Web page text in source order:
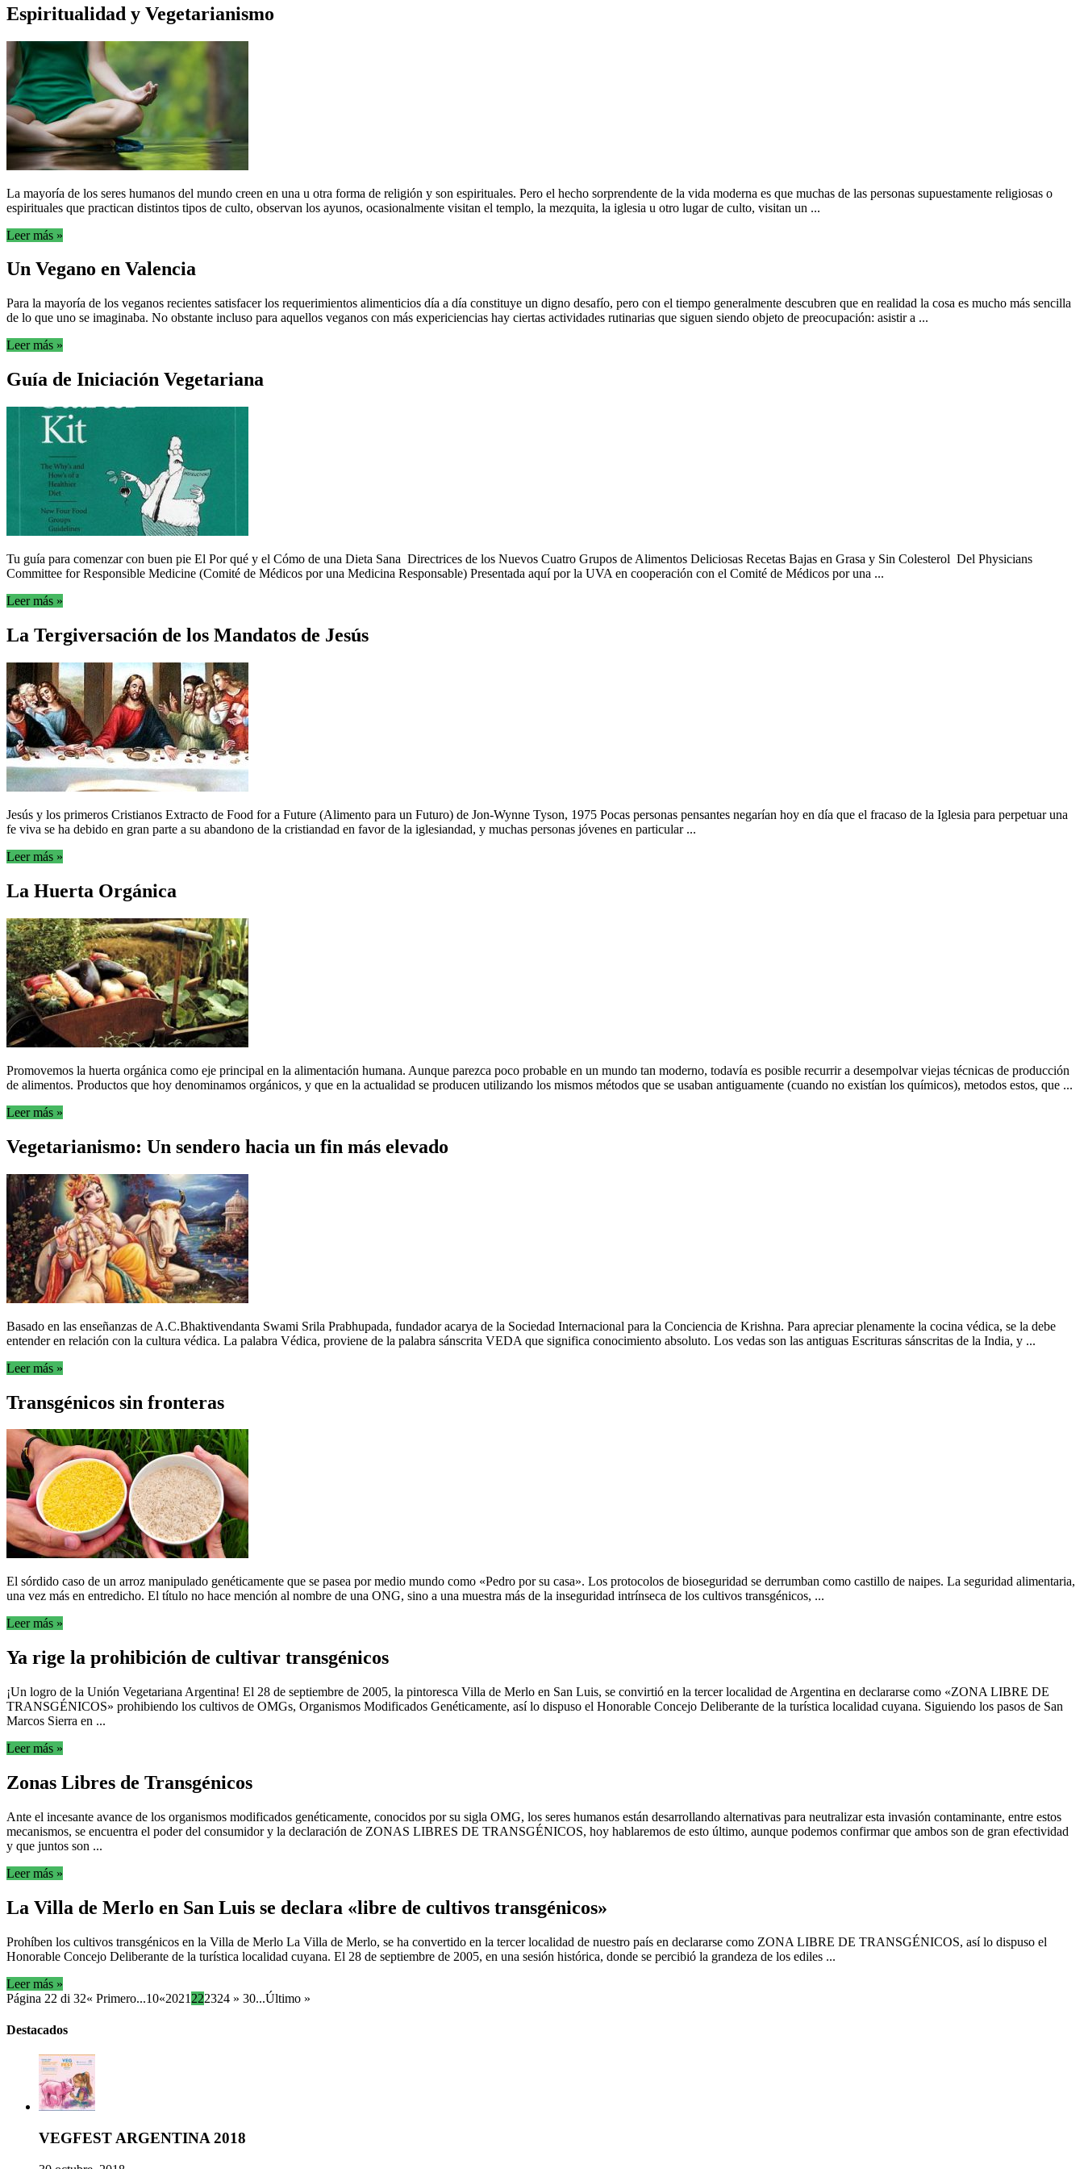
Espiritualidad y Vegetarianismo
La mayoría de los seres humanos del mundo creen en una u otra forma de religión y son espirituales. Pero el hecho sorprendente de la vida moderna es que muchas de las personas supuestamente religiosas o
espirituales que practican distintos tipos de culto, observan los ayunos, ocasionalmente visitan el templo, la mezquita, la iglesia u otro lugar de culto, visitan un ...
Leer más »
Un Vegano en Valencia
Para la mayoría de los veganos recientes satisfacer los requerimientos alimenticios día a día constituye un digno desafío, pero con el tiempo generalmente descubren que en realidad la cosa es mucho más sencilla
de lo que uno se imaginaba. No obstante incluso para aquellos veganos con más expericiencias hay ciertas actividades rutinarias que siguen siendo objeto de preocupación: asistir a ...
Leer más »
Guía de Iniciación Vegetariana
Tu guía para comenzar con buen pie El Por qué y el Cómo de una Dieta Sana Directrices de los Nuevos Cuatro Grupos de Alimentos Deliciosas Recetas Bajas en Grasa y Sin Colesterol Del Physicians
Committee for Responsible Medicine (Comité de Médicos por una Medicina Responsable) Presentada aquí por la UVA en cooperación con el Comité de Médicos por una ...
Leer más »
La Tergiversación de los Mandatos de Jesús
Jesús y los primeros Cristianos Extracto de Food for a Future (Alimento para un Futuro) de Jon-Wynne Tyson, 1975 Pocas personas pensantes negarían hoy en día que el fracaso de la Iglesia para perpetuar una
fe viva se ha debido en gran parte a su abandono de la cristiandad en favor de la iglesiandad, y muchas personas jóvenes en particular ...
Leer más »
La Huerta Orgánica
Promovemos la huerta orgánica como eje principal en la alimentación humana. Aunque parezca poco probable en un mundo tan moderno, todavía es posible recurrir a desempolvar viejas técnicas de producción
de alimentos. Productos que hoy denominamos orgánicos, y que en la actualidad se producen utilizando los mismos métodos que se usaban antiguamente (cuando no existían los químicos), metodos estos, que ...
Leer más »
Vegetarianismo: Un sendero hacia un fin más elevado
Basado en las enseñanzas de A.C.Bhaktivendanta Swami Srila Prabhupada, fundador acarya de la Sociedad Internacional para la Conciencia de Krishna. Para apreciar plenamente la cocina védica, se la debe
entender en relación con la cultura védica. La palabra Védica, proviene de la palabra sánscrita VEDA que significa conocimiento absoluto. Los vedas son las antiguas Escrituras sánscritas de la India, y ...
Leer más »
Transgénicos sin fronteras
El sórdido caso de un arroz manipulado genéticamente que se pasea por medio mundo como «Pedro por su casa». Los protocolos de bioseguridad se derrumban como castillo de naipes. La seguridad alimentaria,
una vez más en entredicho. El título no hace mención al nombre de una ONG, sino a una muestra más de la inseguridad intrínseca de los cultivos transgénicos, ...
Leer más »
Ya rige la prohibición de cultivar transgénicos
¡Un logro de la Unión Vegetariana Argentina! El 28 de septiembre de 2005, la pintoresca Villa de Merlo en San Luis, se convirtió en la tercer localidad de Argentina en declararse como «ZONA LIBRE DE
TRANSGÉNICOS» prohibiendo los cultivos de OMGs, Organismos Modificados Genéticamente, así lo dispuso el Honorable Concejo Deliberante de la turística localidad cuyana. Siguiendo los pasos de San
Marcos Sierra en ...
Leer más »
Zonas Libres de Transgénicos
Ante el incesante avance de los organismos modificados genéticamente, conocidos por su sigla OMG, los seres humanos están desarrollando alternativas para neutralizar esta invasión contaminante, entre estos
mecanismos, se encuentra el poder del consumidor y la declaración de ZONAS LIBRES DE TRANSGÉNICOS, hoy hablaremos de esto último, aunque podemos confirmar que ambos son de gran efectividad
y que juntos son ...
Leer más »
La Villa de Merlo en San Luis se declara «libre de cultivos transgénicos»
Prohíben los cultivos transgénicos en la Villa de Merlo La Villa de Merlo, se ha convertido en la tercer localidad de nuestro país en declararse como ZONA LIBRE DE TRANSGÉNICOS, así lo dispuso el
Honorable Concejo Deliberante de la turística localidad cuyana. El 28 de septiembre de 2005, en una sesión histórica, donde se percibió la grandeza de los ediles ...
Leer más »
Página 22 di 32« Primero...10«2021 222324 » 30...Último »
Destacados
VEGFEST ARGENTINA 2018